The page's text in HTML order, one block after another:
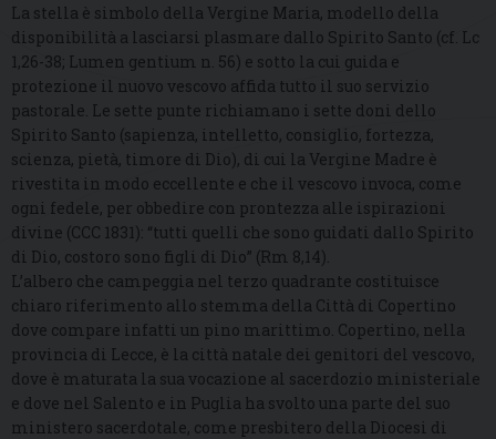
La stella è simbolo della Vergine Maria, modello della
disponibilità a lasciarsi plasmare dallo Spirito Santo (cf. Lc
1,26-38; Lumen gentium n. 56) e sotto la cui guida e
protezione il nuovo vescovo affida tutto il suo servizio
pastorale. Le sette punte richiamano i sette doni dello
Spirito Santo (sapienza, intelletto, consiglio, fortezza,
scienza, pietà, timore di Dio), di cui la Vergine Madre è
rivestita in modo eccellente e che il vescovo invoca, come
ogni fedele, per obbedire con prontezza alle ispirazioni
divine (CCC 1831): “tutti quelli che sono guidati dallo Spirito
di Dio, costoro sono figli di Dio” (Rm 8,14).
L’albero che campeggia nel terzo quadrante costituisce
chiaro riferimento allo stemma della Città di Copertino
dove compare infatti un pino marittimo. Copertino, nella
provincia di Lecce, è la città natale dei genitori del vescovo,
dove è maturata la sua vocazione al sacerdozio ministeriale
e dove nel Salento e in Puglia ha svolto una parte del suo
ministero sacerdotale, come presbitero della Diocesi di